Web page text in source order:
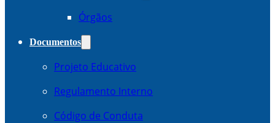
Órgãos
Documentos
Projeto Educativo
Regulamento Interno
Código de Conduta